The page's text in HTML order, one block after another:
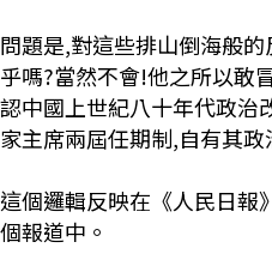
問題是,對這些排山倒海般
乎嗎?當然不會!他之所以敢
認中國上世紀八十年代政治
家主席兩屆任期制,自有其政
這個邏輯反映在《人民日報
個報道中。